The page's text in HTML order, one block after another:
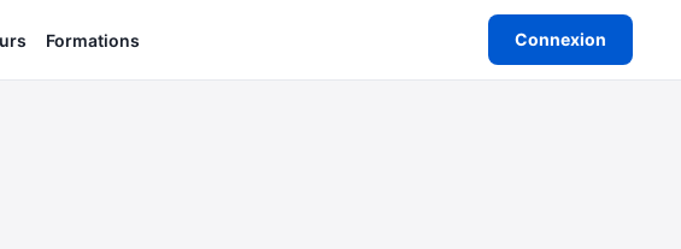
Formations Connexion